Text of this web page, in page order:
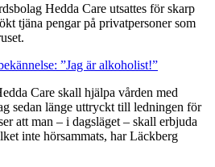
Hedda Care utsattes för skarp
tjäna pengar på privatpersoner som
”Jag är alkoholist!”
Care skall hjälpa vården med
sedan länge uttryckt till ledningen för
att man – i dagsläget – skall erbjuda
inte hörsammats, har Läckberg